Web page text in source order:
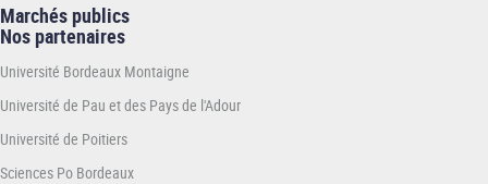
Marchés publics
Nos partenaires
Université Bordeaux Montaigne
Université de Pau et des Pays de l'Adour
Université de Poitiers
Sciences Po Bordeaux